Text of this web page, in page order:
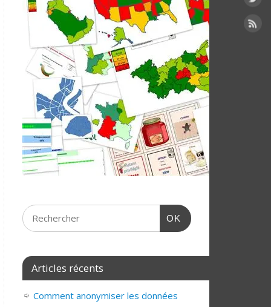
OK
Articles récents
Comment anonymiser les données